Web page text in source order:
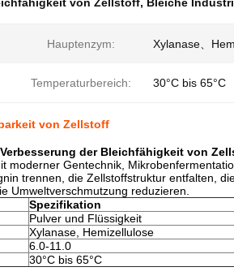
Hauptenzym: Xylanase、
Temperaturbereich: 30°C bis 65°C
von Zellstoff
der Bleichfähigkeit von
moderner Gentechnik,
trennen, die Zellstoffstruktur entfalten,
Umweltverschmutzung reduzieren.
Spezifikation
Pulver und Flüssigkeit
Xylanase, Hemizellulose
6.0-11.0
30°C bis 65°C